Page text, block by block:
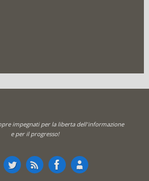
impegnati per la liberta dell'informazione
e per il progresso!